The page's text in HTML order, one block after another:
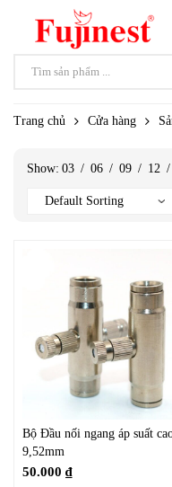
Trang chủ Cửa hàng
Show: 03 / 06 / 09 / 12 /
Bộ Đầu nối ngang áp suất
9,52mm
50.000 ₫